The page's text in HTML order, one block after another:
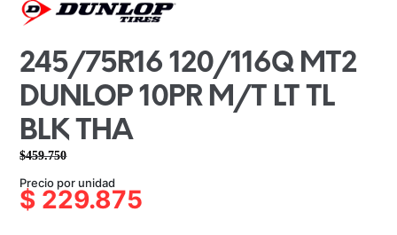
245/75R16 120/116Q MT2
DUNLOP 10PR M/T LT TL
BLK THA
$459.750
precio
original
precio
actual
Precio por unidad
$ 229.875